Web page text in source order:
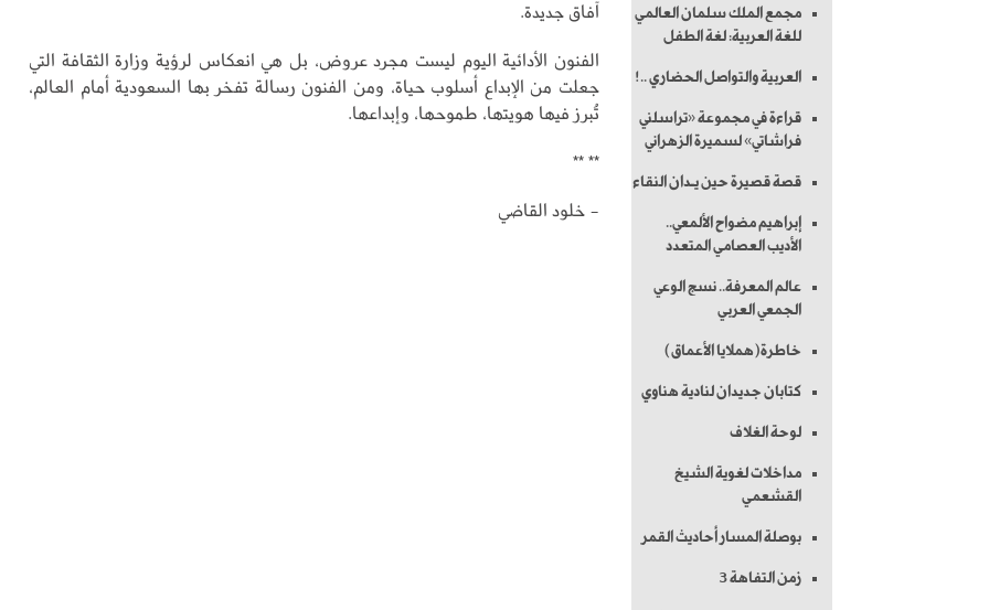
مجمع الملك سلمان العالمي
للغة العربية: لغة الطفل
العربية والتواصل الحضاري ..!
قراءة في مجموعة «تراسلني
فراشاتي» لسميرة الزهراني
قصة قصيرة حين يـدان النقاء
إبراهيم مضواح الألمعي..
الأديب العصامي المتعدد
عالم المعرفة.. نسج الوعي
الجمعي العربي
خاطرة(هملايا الأعماق)
كتابان جديدان لنادية هناوي
لوحة الغلاف
مداخلات لغوية الشيخ
القشعمي
بوصلة المسار أحاديث القمر
زمن التفاهة 3
آفاق جديدة.
الفنون الأدائية اليوم ليست مجرد عروض، بل هي انعكاس لرؤية وزارة الثقافة التي
جعلت من الإبداع أسلوب حياة، ومن الفنون رسالة تفخر بها السعودية أمام العالم،
تُبرز فيها هويتها، طموحها، وإبداعها.
** **
- خلود القاضي